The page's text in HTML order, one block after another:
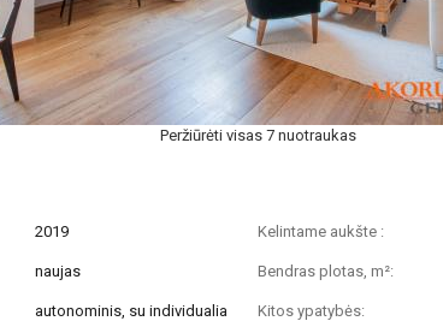
Peržiūrėti visas 7 nuotraukas
2019 Kelintame aukšte :
naujas Bendras plotas, m²:
autonominis, su individualia
Kitos ypatybės: